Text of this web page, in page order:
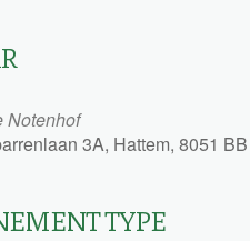
Notenhof
3A, Hattem, 8051 BB
TYPE